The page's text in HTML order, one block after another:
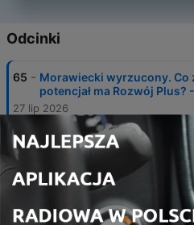
Odcinki
65 - Morawiecki wyrzucony. Co
potencjał ma Rozwój Plus?
27 lip 2026
64 -
Czarnek, Woch, ultimatum
Morawieckiego - Rytm
17 lip 2026
Braun poza Kościołem? -
politykę?